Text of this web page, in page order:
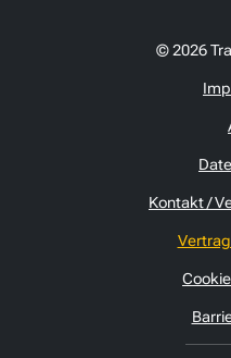
© 2026
Kontakt /